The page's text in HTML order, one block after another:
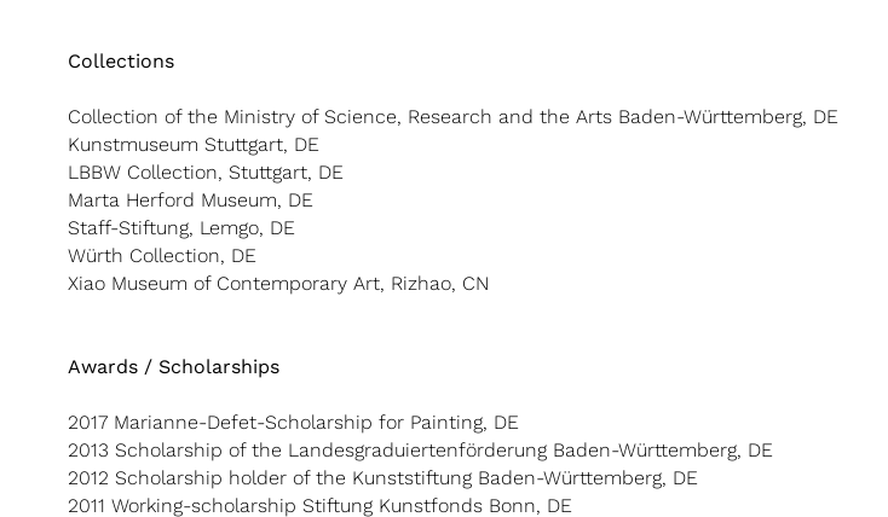
Collections
Collection of the Ministry of Science, Research and the Arts Baden-Württemberg, DE
Kunstmuseum Stuttgart, DE
LBBW Collection, Stuttgart, DE
Marta Herford Museum, DE
Staff-Stiftung, Lemgo, DE
Würth Collection, DE
Xiao Museum of Contemporary Art, Rizhao, CN
Awards / Scholarships
2017 Marianne-Defet-Scholarship for Painting, DE
2013 Scholarship of the Landesgraduiertenförderung Baden-Württemberg, DE
2012 Scholarship holder of the Kunststiftung Baden-Württemberg, DE
2011 Working-scholarship Stiftung Kunstfonds Bonn, DE